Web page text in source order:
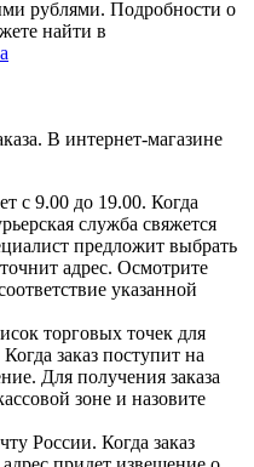
рублями. Подробности о
найти в
В интернет-магазине
с 9.00 до 19.00. Когда
служба свяжется
предложит выбрать
адрес. Осмотрите
указанной
торговых точек для
заказ поступит на
Для получения заказа
зоне и назовите
России. Когда заказ